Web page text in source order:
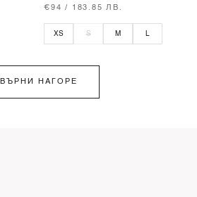
€94 / 183.85 ЛВ.
XS S M L
ВЪРНИ НАГОРЕ